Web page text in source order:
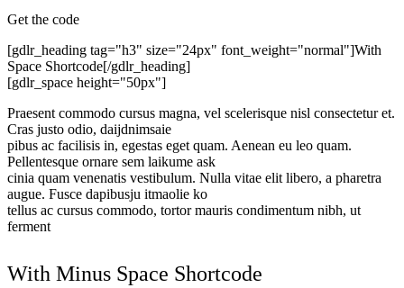
Get the code
[gdlr_heading tag="h3" size="24px" font_weight="normal"]With
Space Shortcode[/gdlr_heading]
[gdlr_space height="50px"]
Praesent commodo cursus magna, vel scelerisque nisl consectetur et.
Cras justo odio, daijdnimsaie
pibus ac facilisis in, egestas eget quam. Aenean eu leo quam.
Pellentesque ornare sem laikume ask
cinia quam venenatis vestibulum. Nulla vitae elit libero, a pharetra
augue. Fusce dapibusju itmaolie ko
tellus ac cursus commodo, tortor mauris condimentum nibh, ut
ferment
With Minus Space Shortcode